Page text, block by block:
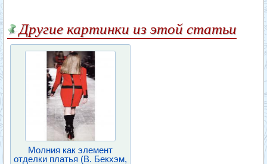
Другие картинки из этой статьи
Молния как элемент
отделки платья (В. Бекхэм,